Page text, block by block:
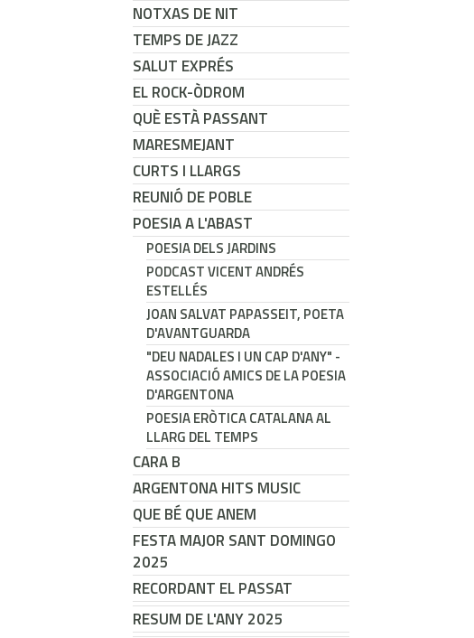
NOTXAS DE NIT
TEMPS DE JAZZ
SALUT EXPRÉS
EL ROCK-ÒDROM
QUÈ ESTÀ PASSANT
MARESMEJANT
CURTS I LLARGS
REUNIÓ DE POBLE
POESIA A L'ABAST
POESIA DELS JARDINS
PODCAST VICENT ANDRÉS
ESTELLÉS
JOAN SALVAT PAPASSEIT, POETA
D'AVANTGUARDA
"DEU NADALES I UN CAP D'ANY" -
ASSOCIACIÓ AMICS DE LA POESIA
D'ARGENTONA
POESIA ERÒTICA CATALANA AL
LLARG DEL TEMPS
CARA B
ARGENTONA HITS MUSIC
QUE BÉ QUE ANEM
FESTA MAJOR SANT DOMINGO
2025
RECORDANT EL PASSAT
RESUM DE L'ANY 2025